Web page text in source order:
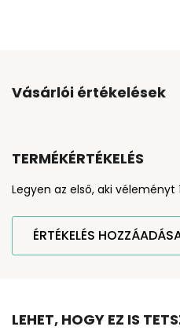
Vásárlói értékelések
TERMÉKÉRTÉKELÉS
Legyen az első, aki
ÉRTÉKELÉS
LEHET, HOGY EZ IS